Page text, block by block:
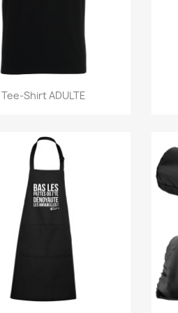
Aperçu rapide
Tee-Shirt ADULTE